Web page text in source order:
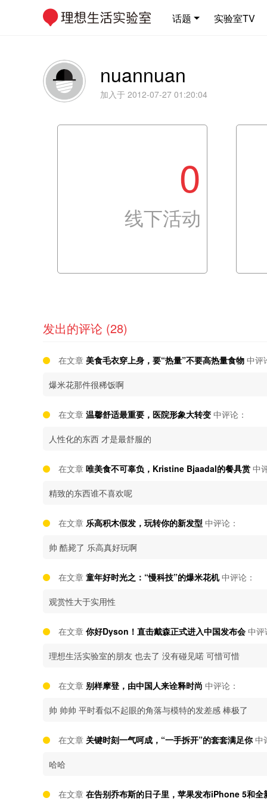
话题 实验室TV
nuannuan
加入于 2012-07-27 01:20:04
0
线下活动
发出的评论 (28)
在文章 美食毛衣穿上身，要“热量”不要高热量食物 中评
爆米花那件很稀饭啊
在文章 温馨舒适最重要，医院形象大转变 中评论：
人性化的东西 才是最舒服的
在文章 唯美食不可辜负，Kristine Bjaadal的餐具赏 中
精致的东西谁不喜欢呢
在文章 乐高积木假发，玩转你的新发型 中评论：
帅 酷毙了 乐高真好玩啊
在文章 童年好时光之：“慢科技”的爆米花机中评论：
观赏性大于实用性
在文章 你好Dyson！直击戴森正式进入中国发布会 中评
理想生活实验室的朋友 也去了 没有碰见喏 可惜可惜
在文章 别样摩登，由中国人来诠释时尚 中评论：
帅 帅帅 平时看似不起眼的角落与模特的发差感 棒极了
在文章 关键时刻一气呵成，“一手拆开”的套套满足你中
哈哈
在文章 在告别乔布斯的日子里，苹果发布iPhone 5和